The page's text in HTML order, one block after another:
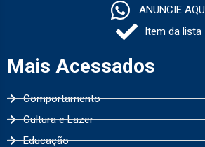
ANUNCIE AQUI
Item da lista
Mais Acessados
Comportamento
Cultura e Lazer
Educação